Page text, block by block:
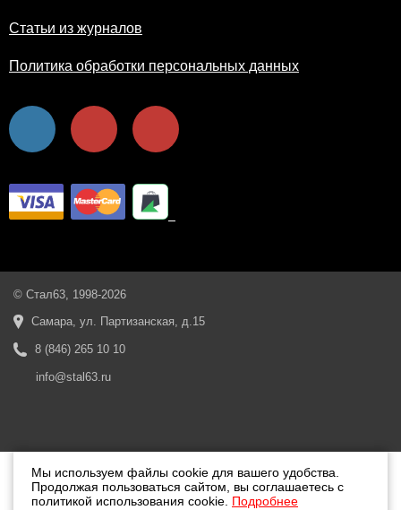
Статьи из журналов
Политика обработки персональных данных
© Стал63, 1998-2026
Самара, ул. Партизанская, д.15
8 (846) 265 10 10
info@stal63.ru
Мы используем файлы cookie для вашего удобства.
Продолжая пользоваться сайтом, вы соглашаетесь с
политикой использования cookie. Подробнее